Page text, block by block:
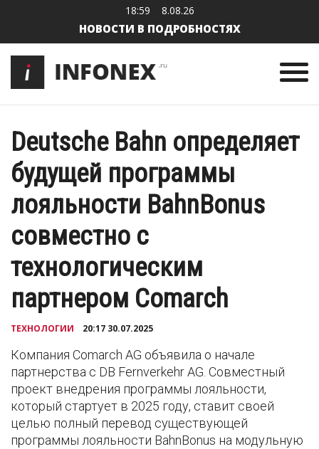
18:59 8.08.26
НОВОСТИ В ПОДРОБНОСТЯХ
Deutsche Bahn определяет
будущей программы
лояльности BahnBonus
совместно с
технологическим
партнером Comarch
ТЕХНОЛОГИИ 20:17 30.07.2025
Компания Comarch AG объявила о начале
партнерства с DB Fernverkehr AG. Совместный
проект внедрения программы лояльности,
который стартует в 2025 году, ставит своей
целью полный перевод существующей
программы лояльности BahnBonus на модульную